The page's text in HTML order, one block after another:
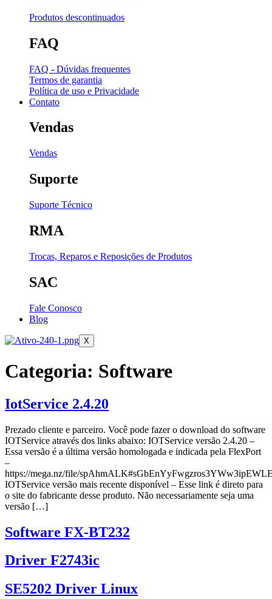
Produtos descontinuados
FAQ
FAQ - Dúvidas frequentes
Termos de garantia
Política de uso e Privacidade
Contato
Vendas
Vendas
Suporte
Suporte Técnico
RMA
Trocas, Reparos e Reposições de Produtos
SAC
Fale Conosco
Blog
X
Categoria: Software
IotService 2.4.20
Prezado cliente e parceiro. Você pode fazer o download do software
IOTService através dos links abaixo: IOTService versão 2.4.20 –
Essa versão é a última versão homologada e indicada pela FlexPort
–
https://mega.nz/file/
IOTService versão mais recente disponível – Esse link é direto para
o site do fabricante desse produto. Não necessariamente seja uma
versão […]
Software FX-BT232
Driver F2743ic
SE5202 Driver Linux